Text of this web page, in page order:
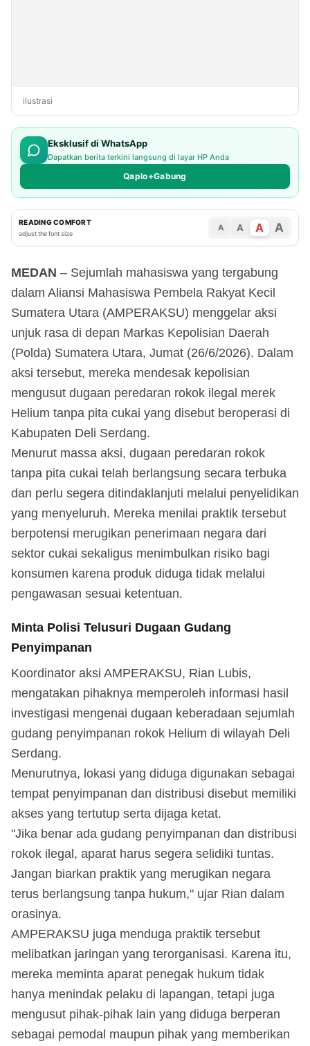
ilustrasi
Eksklusif di WhatsApp
Dapatkan berita terkini langsung di layar HP Anda
Qaplo+Gabung
READING COMFORT
adjust the font size
A A A A
MEDAN – Sejumlah mahasiswa yang tergabung
dalam Aliansi Mahasiswa Pembela Rakyat Kecil
Sumatera Utara (AMPERAKSU) menggelar aksi
unjuk rasa di depan Markas Kepolisian Daerah
(Polda) Sumatera Utara, Jumat (26/6/2026). Dalam
aksi tersebut, mereka mendesak kepolisian
mengusut dugaan peredaran rokok ilegal merek
Helium tanpa pita cukai yang disebut beroperasi di
Kabupaten Deli Serdang.
Menurut massa aksi, dugaan peredaran rokok
tanpa pita cukai telah berlangsung secara terbuka
dan perlu segera ditindaklanjuti melalui penyelidikan
yang menyeluruh. Mereka menilai praktik tersebut
berpotensi merugikan penerimaan negara dari
sektor cukai sekaligus menimbulkan risiko bagi
konsumen karena produk diduga tidak melalui
pengawasan sesuai ketentuan.
Minta Polisi Telusuri Dugaan Gudang
Penyimpanan
Koordinator aksi AMPERAKSU, Rian Lubis,
mengatakan pihaknya memperoleh informasi hasil
investigasi mengenai dugaan keberadaan sejumlah
gudang penyimpanan rokok Helium di wilayah Deli
Serdang.
Menurutnya, lokasi yang diduga digunakan sebagai
tempat penyimpanan dan distribusi disebut memiliki
akses yang tertutup serta dijaga ketat.
"Jika benar ada gudang penyimpanan dan distribusi
rokok ilegal, aparat harus segera selidiki tuntas.
Jangan biarkan praktik yang merugikan negara
terus berlangsung tanpa hukum," ujar Rian dalam
orasinya.
AMPERAKSU juga menduga praktik tersebut
melibatkan jaringan yang terorganisasi. Karena itu,
mereka meminta aparat penegak hukum tidak
hanya menindak pelaku di lapangan, tetapi juga
mengusut pihak-pihak lain yang diduga berperan
sebagai pemodal maupun pihak yang memberikan